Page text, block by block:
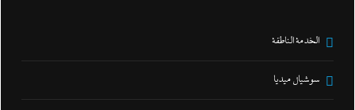
الخدمة الناطقة
سوشيال ميديا